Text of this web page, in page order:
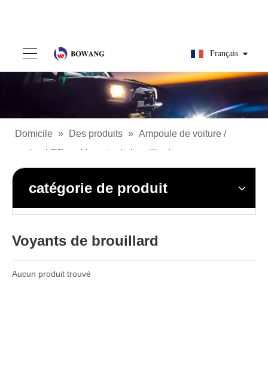
Français
Domicile » Des produits » Ampoule de voiture /
camion LED
Voyants de brouillard
catégorie de produit
Voyants de brouillard
Aucun produit trouvé